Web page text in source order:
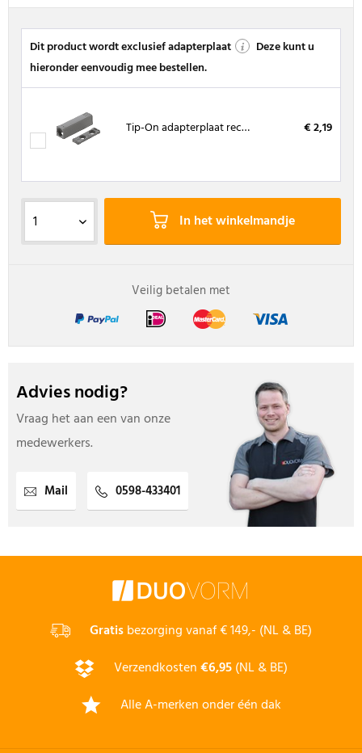
Dit product wordt exclusief adapterplaat
Deze kunt u
hieronder eenvoudig mee bestellen.
Tip-On adapterplaat recht, Platina grijs € 2,19
In het winkelmandje
Veilig betalen met
Advies nodig?
Vraag het aan een van onze
medewerkers.
Mail 0598-433401
Gratisbezorging vanaf € 149,- (NL & BE)
Verzendkosten€6,95(NL & BE)
Alle A-merken onder één dak